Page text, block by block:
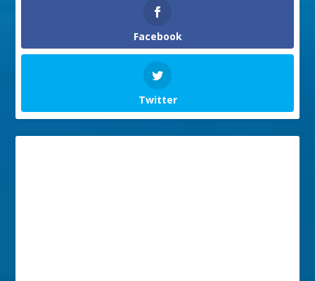
Facebook
Twitter